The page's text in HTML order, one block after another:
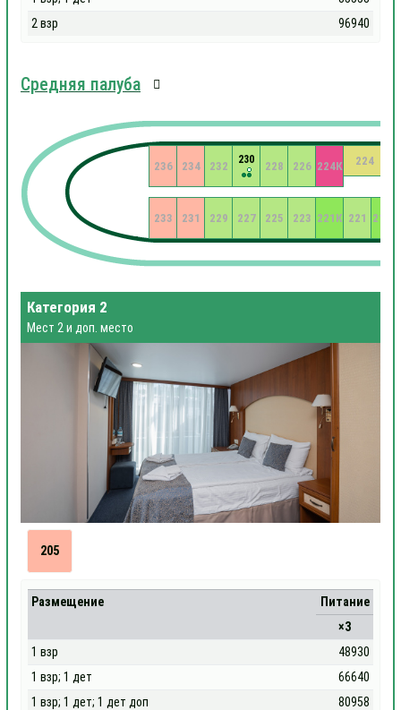
2 взр
96940
Средняя палуба
219К
221
221К
223
224
224К
225
226
227
228
229
230
231
232
233
234
236
Категория 2
Мест 2 и доп. место
205
Размещение
Питание
×3
1 взр
48930
1 взр; 1 дет
66640
1 взр; 1 дет; 1 дет доп
80958